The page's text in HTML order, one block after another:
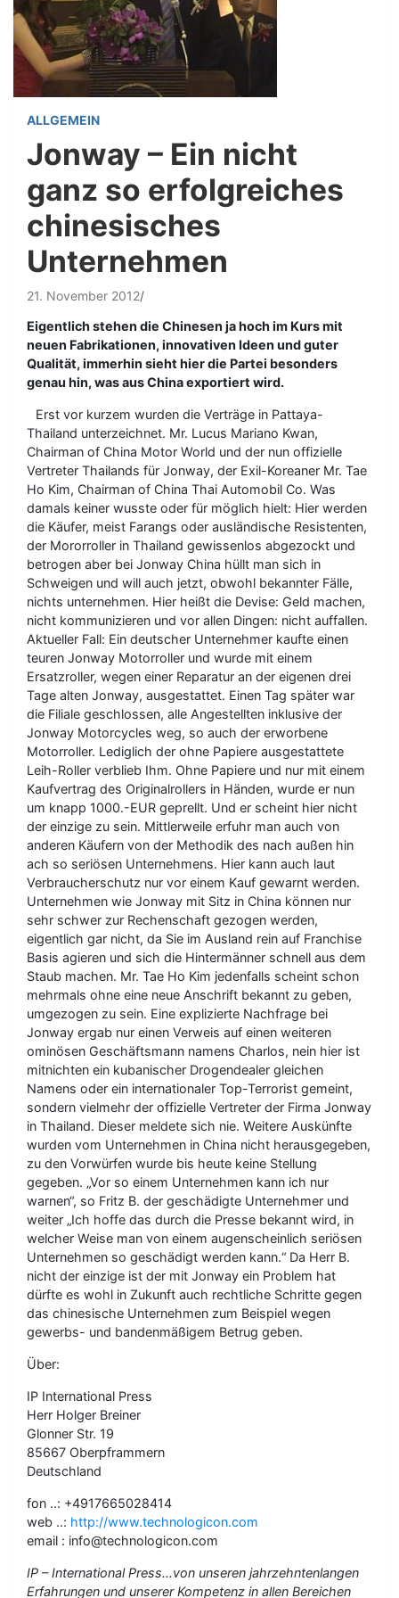
ALLGEMEIN
Jonway – Ein nicht
ganz so erfolgreiches
chinesisches
Unternehmen
21. November 2012
Eigentlich stehen die Chinesen ja hoch im Kurs mit
neuen Fabrikationen, innovativen Ideen und guter
Qualität, immerhin sieht hier die Partei besonders
genau hin, was aus China exportiert wird.
Erst vor kurzem wurden die Verträge in Pattaya-
Thailand unterzeichnet. Mr. Lucus Mariano Kwan,
Chairman of China Motor World und der nun offizielle
Vertreter Thailands für Jonway, der Exil-Koreaner Mr. Tae
Ho Kim, Chairman of China Thai Automobil Co. Was
damals keiner wusste oder für möglich hielt: Hier werden
die Käufer, meist Farangs oder ausländische Resistenten,
der Mororroller in Thailand gewissenlos abgezockt und
betrogen aber bei Jonway China hüllt man sich in
Schweigen und will auch jetzt, obwohl bekannter Fälle,
nichts unternehmen. Hier heißt die Devise: Geld machen,
nicht kommunizieren und vor allen Dingen: nicht auffallen.
Aktueller Fall: Ein deutscher Unternehmer kaufte einen
teuren Jonway Motorroller und wurde mit einem
Ersatzroller, wegen einer Reparatur an der eigenen drei
Tage alten Jonway, ausgestattet. Einen Tag später war
die Filiale geschlossen, alle Angestellten inklusive der
Jonway Motorcycles weg, so auch der erworbene
Motorroller. Lediglich der ohne Papiere ausgestattete
Leih-Roller verblieb Ihm. Ohne Papiere und nur mit einem
Kaufvertrag des Originalrollers in Händen, wurde er nun
um knapp 1000.-EUR geprellt. Und er scheint hier nicht
der einzige zu sein. Mittlerweile erfuhr man auch von
anderen Käufern von der Methodik des nach außen hin
ach so seriösen Unternehmens. Hier kann auch laut
Verbraucherschutz nur vor einem Kauf gewarnt werden.
Unternehmen wie Jonway mit Sitz in China können nur
sehr schwer zur Rechenschaft gezogen werden,
eigentlich gar nicht, da Sie im Ausland rein auf Franchise
Basis agieren und sich die Hintermänner schnell aus dem
Staub machen. Mr. Tae Ho Kim jedenfalls scheint schon
mehrmals ohne eine neue Anschrift bekannt zu geben,
umgezogen zu sein. Eine explizierte Nachfrage bei
Jonway ergab nur einen Verweis auf einen weiteren
ominösen Geschäftsmann namens Charlos, nein hier ist
mitnichten ein kubanischer Drogendealer gleichen
Namens oder ein internationaler Top-Terrorist gemeint,
sondern vielmehr der offizielle Vertreter der Firma Jonway
in Thailand. Dieser meldete sich nie. Weitere Auskünfte
wurden vom Unternehmen in China nicht herausgegeben,
zu den Vorwürfen wurde bis heute keine Stellung
gegeben. „Vor so einem Unternehmen kann ich nur
warnen“, so Fritz B. der geschädigte Unternehmer und
weiter „Ich hoffe das durch die Presse bekannt wird, in
welcher Weise man von einem augenscheinlich seriösen
Unternehmen so geschädigt werden kann.“ Da Herr B.
nicht der einzige ist der mit Jonway ein Problem hat
dürfte es wohl in Zukunft auch rechtliche Schritte gegen
das chinesische Unternehmen zum Beispiel wegen
gewerbs- und bandenmäßigem Betrug geben.
Über:
IP International Press
Herr Holger Breiner
Glonner Str. 19
85667 Oberpframmern
Deutschland
fon ..: +4917665028414
web ..: http://www.technologicon.com
email : info@technologicon.com
IP – International Press…von unseren jahrzehntenlangen
Erfahrungen und unserer Kompetenz in allen Bereichen